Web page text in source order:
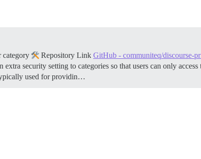
category Repository Link GitHub - communiteq/discourse-
security setting to categories so that users can only
used for providin…